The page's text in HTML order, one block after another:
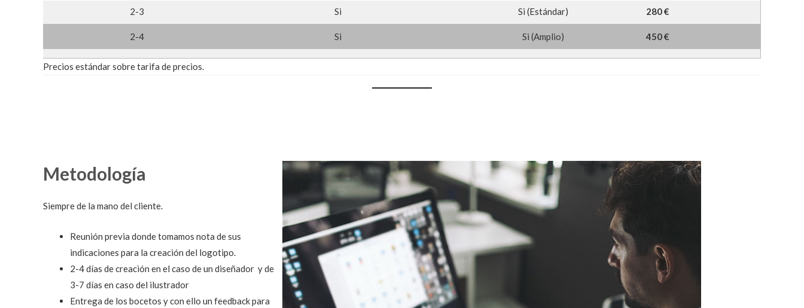
2-3 Si Si (Estándar) 280 €
2-4 Si Si (Amplio) 450 €
Precios estándar sobre tarifa de precios.
Metodología
Siempre de la mano del cliente.
Reunión previa donde tomamos nota de sus
indicaciones para la creación del logotipo.
2-4 días de creación en el caso de un diseñador y de
3-7 días en caso del ilustrador
Entrega de los bocetos y con ello un feedback para